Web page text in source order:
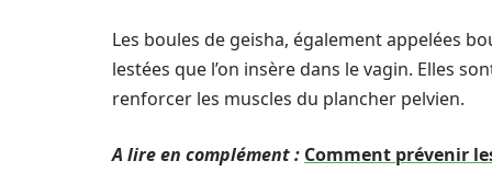
Les boules de geisha, également appelées
lestées que l’on insère dans le vagin. Elles
renforcer les muscles du plancher pelvien.
A lire en complément : Comment prévenir